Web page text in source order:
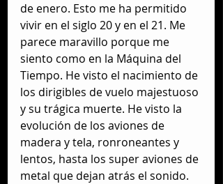
de enero. Esto me ha permitido
vivir en el siglo 20 y en el 21. Me
parece maravillo porque me
siento como en la Máquina del
Tiempo. He visto el nacimiento de
los dirigibles de vuelo majestuoso
y su trágica muerte. He visto la
evolución de los aviones de
madera y tela, ronroneantes y
lentos, hasta los super aviones de
metal que dejan atrás el sonido.